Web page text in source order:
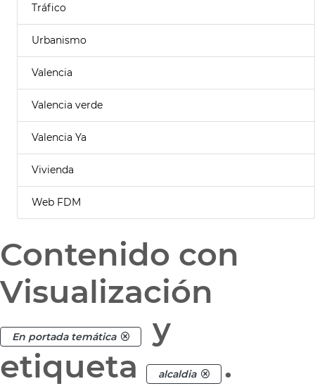
Tráfico
Urbanismo
Valencia
Valencia verde
Valencia Ya
Vivienda
Web FDM
Contenido con
Visualización
En portada temática
y
etiqueta
alcaldia .